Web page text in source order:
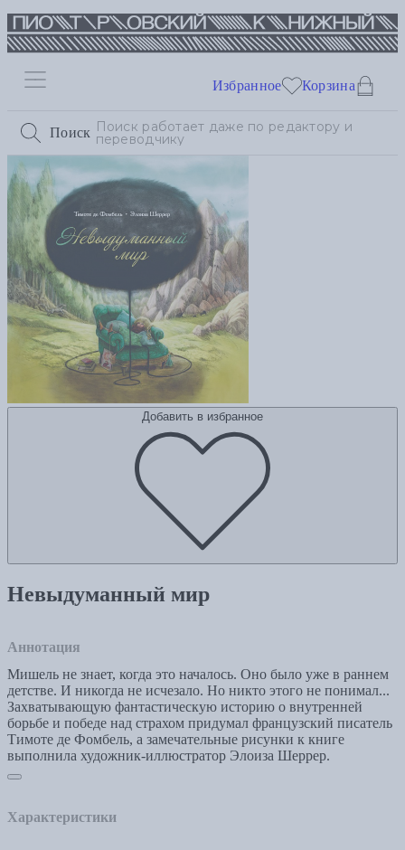
Поиск
Избранное Корзина
Добавить в избранное
Невыдуманный мир
Аннотация
Мишель не знает, когда это началось. Оно было уже в раннем
детстве. И никогда не исчезало. Но никто этого не понимал...
Захватывающую фантастическую историю о внутренней
борьбе и победе над страхом придумал французский писатель
Тимоте де Фомбель, а замечательные рисунки к книге
выполнила художник-иллюстратор Элоиза Шеррер.
Характеристики